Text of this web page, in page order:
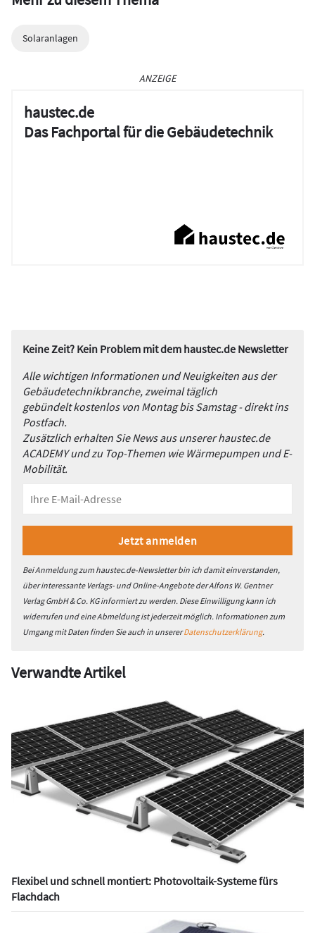
Solaranlagen
ANZEIGE
haustec.de
Das Fachportal für die Gebäudetechnik
Keine Zeit? Kein Problem mit dem haustec.de Newsletter
Alle wichtigen Informationen und Neuigkeiten aus der
Gebäudetechnikbranche, zweimal täglich
gebündelt kostenlos von Montag bis Samstag - direkt ins
Postfach.
Zusätzlich erhalten Sie News aus unserer haustec.de
ACADEMY und zu Top-Themen wie Wärmepumpen und E-
Mobilität.
Bei Anmeldung zum haustec.de-Newsletter bin ich damit einverstanden,
über interessante Verlags- und Online-Angebote der Alfons W. Gentner
Verlag GmbH & Co. KG informiert zu werden. Diese Einwilligung kann ich
widerrufen und eine Abmeldung ist jederzeit möglich. Informationen zum
Umgang mit Daten finden Sie auch in unsererDatenschutzerklärung.
Verwandte Artikel
Flexibel und schnell montiert: Photovoltaik-Systeme fürs
Flachdach